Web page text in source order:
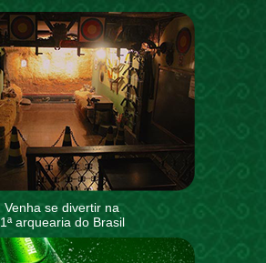
Venha se divertir na
1ª arquearia do Brasil